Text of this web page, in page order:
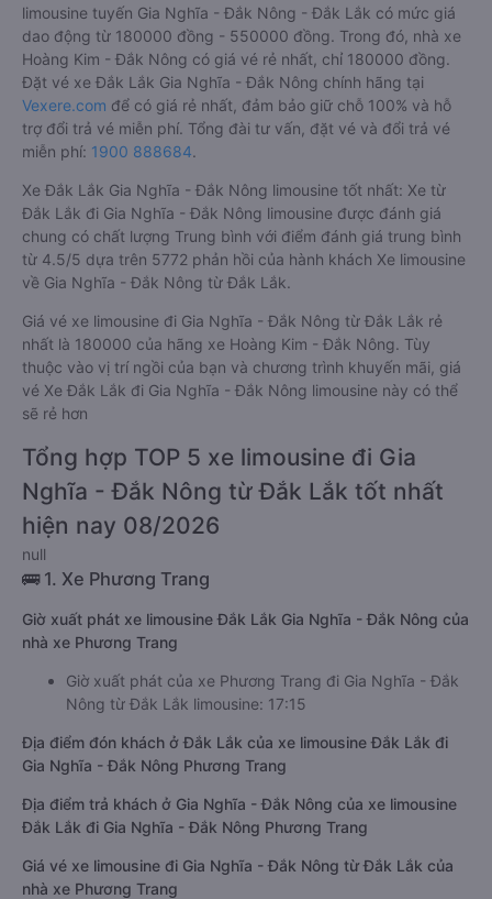
limousine tuyến Gia Nghĩa - Đắk Nông - Đắk Lắk có mức giá
dao động từ 180000 đồng - 550000 đồng. Trong đó, nhà xe
Hoàng Kim - Đắk Nông có giá vé rẻ nhất, chỉ 180000 đồng.
Đặt vé xe Đắk Lắk Gia Nghĩa - Đắk Nông chính hãng tại
Vexere.com để có giá rẻ nhất, đảm bảo giữ chỗ 100% và hỗ
trợ đổi trả vé miễn phí. Tổng đài tư vấn, đặt vé và đổi trả vé
miễn phí: 1900 888684.
Xe Đắk Lắk Gia Nghĩa - Đắk Nông limousine tốt nhất: Xe từ
Đắk Lắk đi Gia Nghĩa - Đắk Nông limousine được đánh giá
chung có chất lượng Trung bình với điểm đánh giá trung bình
từ 4.5/5 dựa trên 5772 phản hồi của hành khách Xe limousine
về Gia Nghĩa - Đắk Nông từ Đắk Lắk.
Giá vé xe limousine đi Gia Nghĩa - Đắk Nông từ Đắk Lắk rẻ
nhất là 180000 của hãng xe Hoàng Kim - Đắk Nông. Tùy
thuộc vào vị trí ngồi của bạn và chương trình khuyến mãi, giá
vé Xe Đắk Lắk đi Gia Nghĩa - Đắk Nông limousine này có thể
sẽ rẻ hơn
Tổng hợp TOP 5 xe limousine đi Gia
Nghĩa - Đắk Nông từ Đắk Lắk tốt nhất
hiện nay 08/2026
null
🚌 1. Xe Phương Trang
Giờ xuất phát xe limousine Đắk Lắk Gia Nghĩa - Đắk Nông của
nhà xe Phương Trang
Giờ xuất phát của xe Phương Trang đi Gia Nghĩa - Đắk
Nông từ Đắk Lắk limousine: 17:15
Địa điểm đón khách ở Đắk Lắk của xe limousine Đắk Lắk đi
Gia Nghĩa - Đắk Nông Phương Trang
Địa điểm trả khách ở Gia Nghĩa - Đắk Nông của xe limousine
Đắk Lắk đi Gia Nghĩa - Đắk Nông Phương Trang
Giá vé xe limousine đi Gia Nghĩa - Đắk Nông từ Đắk Lắk của
nhà xe Phương Trang